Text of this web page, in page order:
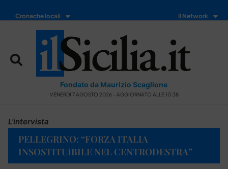
Cronache locali Il Network
Fondato da Maurizio Scaglione
VENERDÌ 7 AGOSTO 2026 - AGGIORNATO ALLE 10:38
L'intervista
PELLEGRINO: “FORZA ITALIA
INSOSTITUIBILE NEL CENTRODESTRA”